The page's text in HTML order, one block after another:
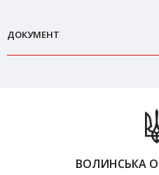
ДОКУМЕНТ
ВОЛИНСЬКА